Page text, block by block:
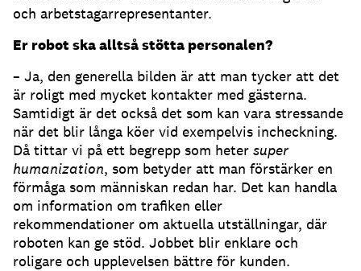
och arbetstagarrepresentanter.
Er robot ska alltså stötta personalen?
– Ja, den generella bilden är att man tycker att det
är roligt med mycket kontakter med gästerna.
Samtidigt är det också det som kan vara stressande
när det blir långa köer vid exempelvis incheckning.
Då tittar vi på ett begrepp som heter super
humanization, som betyder att man förstärker en
förmåga som människan redan har. Det kan handla
om information om trafiken eller
rekommendationer om aktuella utställningar, där
roboten kan ge stöd. Jobbet blir enklare och
roligare och upplevelsen bättre för kunden.